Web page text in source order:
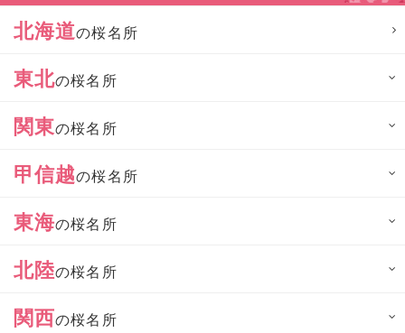
北海道の桜名所
東北の桜名所
関東の桜名所
甲信越の桜名所
東海の桜名所
北陸の桜名所
関西の桜名所